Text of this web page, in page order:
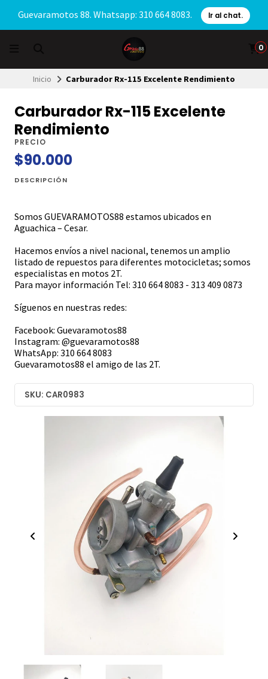
Guevaramotos 88. Whatsapp: 310 664 8083. Ir al chat.
0
Inicio Carburador Rx-115 Excelente Rendimiento
Carburador Rx-115 Excelente
Rendimiento
PRECIO
$90.000
DESCRIPCIÓN
Somos GUEVARAMOTOS88 estamos ubicados en
Aguachica – Cesar.
Hacemos envíos a nivel nacional, tenemos un amplio
listado de repuestos para diferentes motocicletas; somos
especialistas en motos 2T.
Para mayor información Tel: 310 664 8083 - 313 409 0873
Síguenos en nuestras redes:
Facebook: Guevaramotos88
Instagram: @guevaramotos88
WhatsApp: 310 664 8083
Guevaramotos88 el amigo de las 2T.
SKU: CAR0983